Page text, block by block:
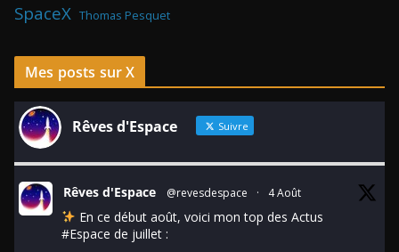
SpaceX Thomas Pesquet
Mes posts sur X
Rêves d'Espace Suivre
Rêves d'Espace @revesdespace · 4 Août
En ce début août, voici mon top des Actus
#Espace de juillet :